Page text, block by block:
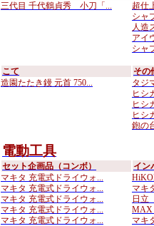
三代目 千代鶴貞秀 小刀「...
超仕
シャ
人
アイ
シャ
こて
造園たたき鏝 元首 750...
その
タジ
ヒシ
ヒシ
ヒシ
鉋の
電動工具
セット企画品（コンボ）
マキタ 充電式ドライウォ...
マキタ 充電式ドライウォ...
マキタ 充電式ドライウォ...
マキタ 充電式ドライウォ...
マキタ 充電式ドライウォ...
イン
マキ
日立
MAX
マキ